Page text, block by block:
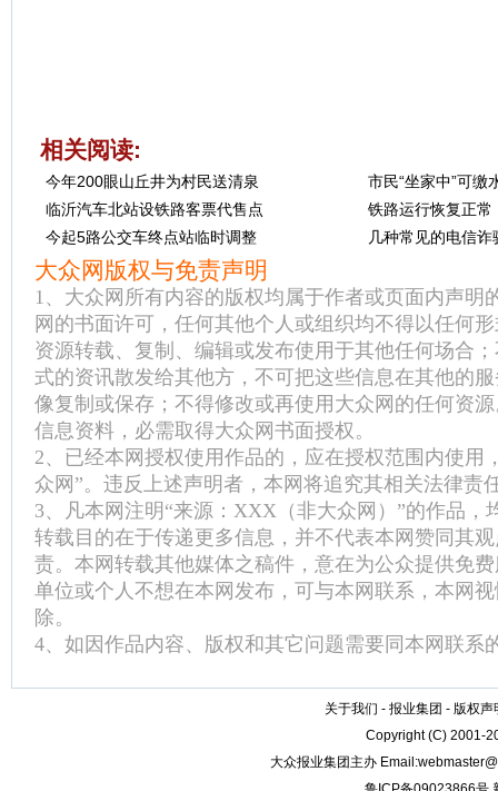
相关阅读:
今年200眼山丘井为村民送清泉
市民“坐家中”可缴
临沂汽车北站设铁路客票代售点
铁路运行恢复正常
今起5路公交车终点站临时调整
几种常见的电信诈
大众网版权与免责声明
1、大众网所有内容的版权均属于作者或页面内声明
网的书面许可，任何其他个人或组织均不得以任何
资源转载、复制、编辑或发布使用于其他任何场合
式的资讯散发给其他方，不可把这些信息在其他的
像复制或保存；不得修改或再使用大众网的任何资
信息资料，必需取得大众网书面授权。
2、已经本网授权使用作品的，应在授权范围内使用
众网”。违反上述声明者，本网将追究其相关法律责
3、凡本网注明“来源：XXX（非大众网）”的作品，
转载目的在于传递更多信息，并不代表本网赞同其
责。本网转载其他媒体之稿件，意在为公众提供免
单位或个人不想在本网发布，可与本网联系，本网
除。
4、如因作品内容、版权和其它问题需要同本网联系
关于我们 - 报业集团 - 版权声
Copyright (C) 2001-
大众报业集团主办 Email: